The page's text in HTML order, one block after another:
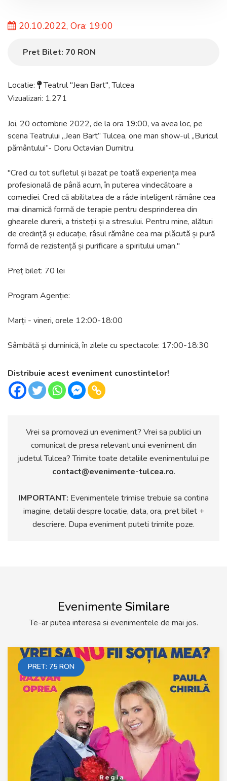
20.10.2022, Ora: 19:00
Pret Bilet: 70 RON
Locatie: Teatrul "Jean Bart",Tulcea
Vizualizari: 1.271
Joi, 20 octombrie 2022, de la ora 19:00, va avea loc, pe
scena Teatrului ,,Jean Bart” Tulcea, one man show-ul ,,Buricul
pământului”- Doru Octavian Dumitru.
"Cred cu tot sufletul și bazat pe toată experiența mea
profesională de până acum, în puterea vindecătoare a
comediei. Cred că abilitatea de a râde inteligent rămâne cea
mai dinamică formă de terapie pentru desprinderea din
ghearele durerii, a tristeții și a stresului. Pentru mine, alături
de credință și educație, râsul rămâne cea mai plăcută și pură
formă de rezistență și purificare a spiritului uman."
Preț bilet: 70 lei
Program Agenție:
Marți - vineri, orele 12:00-18:00
Sâmbătă și duminică, în zilele cu spectacole: 17:00-18:30
Distribuie acest eveniment cunostintelor!
Vrei sa promovezi un eveniment? Vrei sa publici un
comunicat de presa relevant unui eveniment din
judetul Tulcea? Trimite toate detaliile evenimentului pe
contact@evenimente-tulcea.ro.
IMPORTANT: Evenimentele trimise trebuie sa contina
imagine, detalii despre locatie, data, ora, pret bilet +
descriere. Dupa eveniment puteti trimite poze.
Evenimente Similare
Te-ar putea interesa si evenimentele de mai jos.
PRET: 75 RON